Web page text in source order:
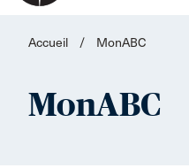
Accueil / MonABC
MonABC